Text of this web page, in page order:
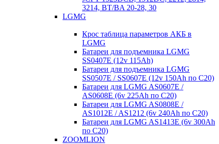
3214, BT/BA 20-28, 30
LGMG
Крос таблица параметров АКБ в
LGMG
Батареи для подъемника LGMG
SS0407E (12v 115Ah)
Батареи для подъемника LGMG
SS0507E / SS0607E (12v 150Ah по С20)
Батареи для LGMG AS0607E /
AS0608E (6v 225Ah по С20)
Батареи для LGMG AS0808E /
AS1012E / AS1212 (6v 240Ah по С20)
Батареи для LGMG AS1413E (6v 300Ah
по С20)
ZOOMLION